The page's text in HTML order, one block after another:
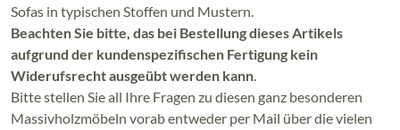
Sofas in typischen Stoffen und Mustern.
Beachten Sie bitte, das bei Bestellung dieses Artikels
aufgrund der kundenspezifischen Fertigung kein
Widerufsrecht ausgeübt werden kann.
Bitte stellen Sie all Ihre Fragen zu diesen ganz besonderen
Massivholzmöbeln vorab entweder per Mail über die vielen